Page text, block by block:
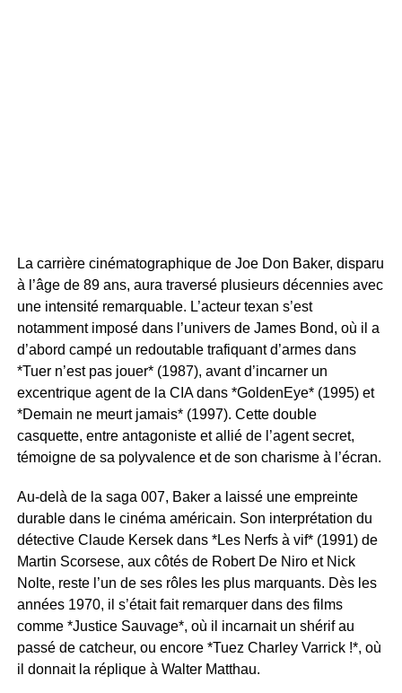
La carrière cinématographique de Joe Don Baker, disparu
à l’âge de 89 ans, aura traversé plusieurs décennies avec
une intensité remarquable. L’acteur texan s’est
notamment imposé dans l’univers de James Bond, où il a
d’abord campé un redoutable trafiquant d’armes dans
*Tuer n’est pas jouer* (1987), avant d’incarner un
excentrique agent de la CIA dans *GoldenEye* (1995) et
*Demain ne meurt jamais* (1997). Cette double
casquette, entre antagoniste et allié de l’agent secret,
témoigne de sa polyvalence et de son charisme à l’écran.
Au-delà de la saga 007, Baker a laissé une empreinte
durable dans le cinéma américain. Son interprétation du
détective Claude Kersek dans *Les Nerfs à vif* (1991) de
Martin Scorsese, aux côtés de Robert De Niro et Nick
Nolte, reste l’un de ses rôles les plus marquants. Dès les
années 1970, il s’était fait remarquer dans des films
comme *Justice Sauvage*, où il incarnait un shérif au
passé de catcheur, ou encore *Tuez Charley Varrick !*, où
il donnait la réplique à Walter Matthau.